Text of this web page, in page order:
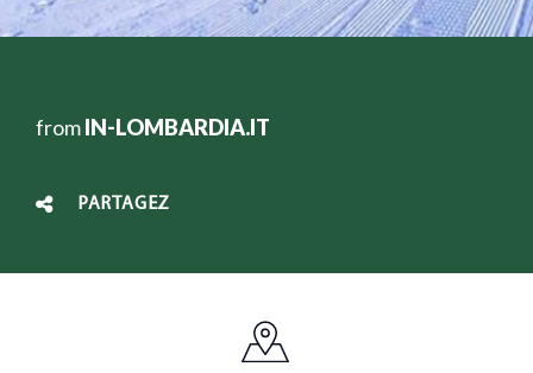
fromIN-LOMBARDIA.IT
PARTAGEZ